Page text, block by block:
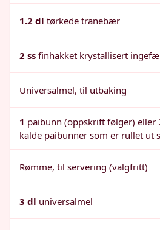
1.2 dl tørkede tranebær
2 ss finhakket krystallisert
Universalmel, til utbaking
1 paibunn (oppskrift følger) eller
kalde paibunner som er rullet ut
Rømme, til servering (valgfritt)
3 dl universalmel